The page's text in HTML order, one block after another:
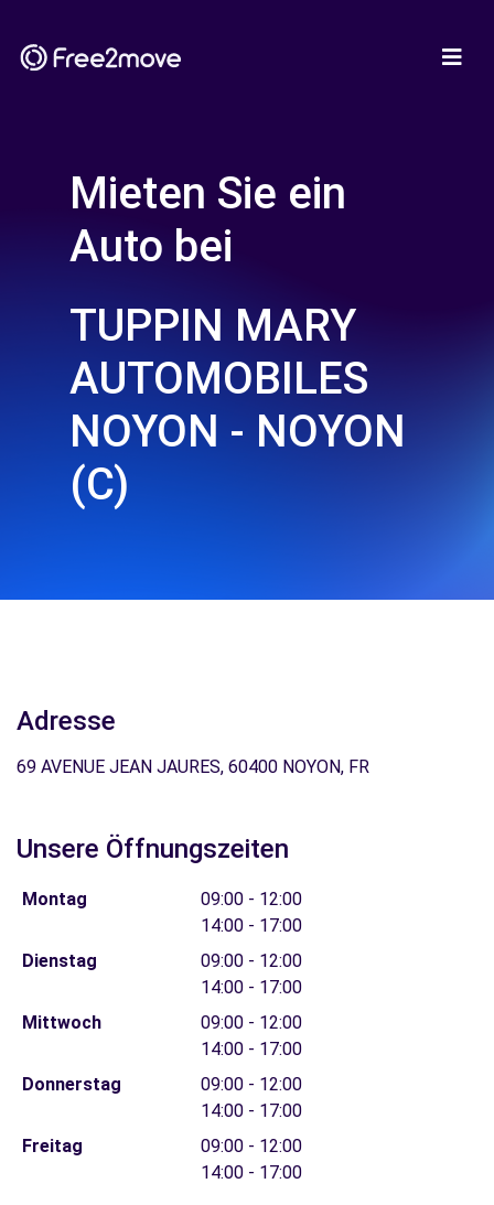
Mieten Sie ein
Auto bei
TUPPIN MARY
AUTOMOBILES
NOYON - NOYON
(C)
Adresse
69 AVENUE JEAN JAURES, 60400 NOYON, FR
Unsere Öffnungszeiten
Montag
09:00 - 12:00
14:00 - 17:00
Dienstag
09:00 - 12:00
14:00 - 17:00
Mittwoch
09:00 - 12:00
14:00 - 17:00
Donnerstag
09:00 - 12:00
14:00 - 17:00
Freitag
09:00 - 12:00
14:00 - 17:00